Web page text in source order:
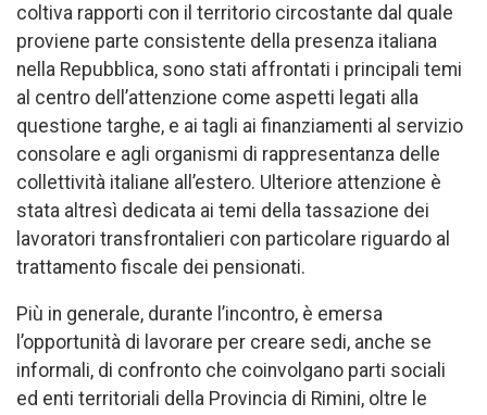
coltiva rapporti con il territorio circostante dal quale
proviene parte consistente della presenza italiana
nella Repubblica, sono stati affrontati i principali temi
al centro dell’attenzione come aspetti legati alla
questione targhe, e ai tagli ai finanziamenti al servizio
consolare e agli organismi di rappresentanza delle
collettività italiane all’estero. Ulteriore attenzione è
stata altresì dedicata ai temi della tassazione dei
lavoratori transfrontalieri con particolare riguardo al
trattamento fiscale dei pensionati.
Più in generale, durante l’incontro, è emersa
l’opportunità di lavorare per creare sedi, anche se
informali, di confronto che coinvolgano parti sociali
ed enti territoriali della Provincia di Rimini, oltre le